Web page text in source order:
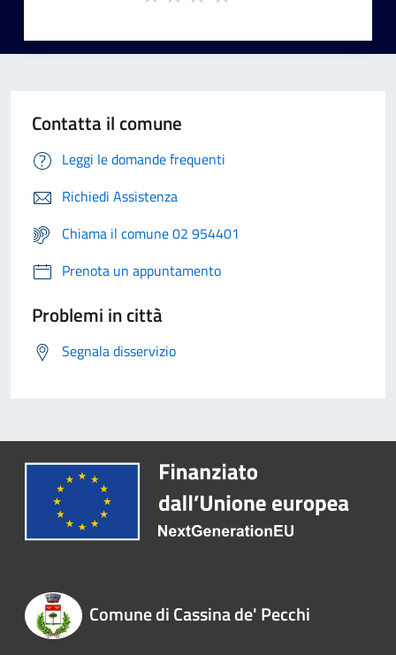
Contatta il comune
Leggi le domande frequenti
Richiedi Assistenza
Chiama il comune 02 954401
Prenota un appuntamento
Problemi in città
Segnala disservizio
Comune di Cassina de' Pecchi